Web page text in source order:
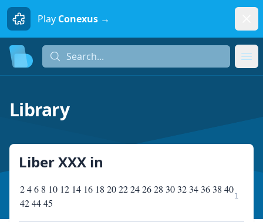
Play Conexus →
Search...
Library
Liber XXX in
2 4 6 8 10 12 14 16 18 20 22 24 26 28 30 32 34 36 38 40
42 44 45
1